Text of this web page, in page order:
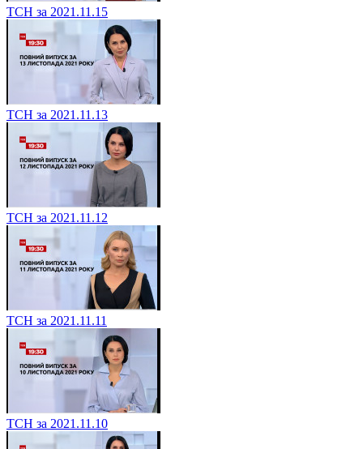
ТСН за 2021.11.15
ТСН за 2021.11.13
ТСН за 2021.11.12
ТСН за 2021.11.11
ТСН за 2021.11.10